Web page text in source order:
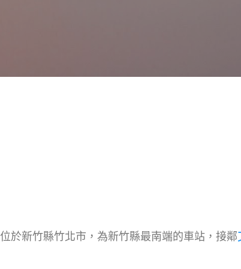
位於新竹縣竹北市，為新竹縣最南端的車站，接鄰